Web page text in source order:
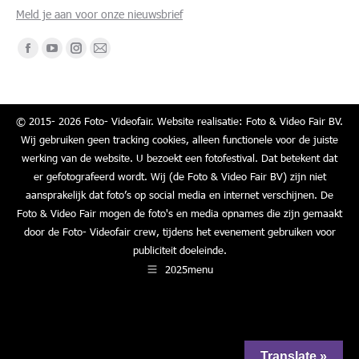
Meld je aan voor onze nieuwsbrief
Vind ons op:
Facebook
in
new
window
YouTube
in
new
window
Instagram
in
new
window
Mail
in
new
window
© 2015- 2026 Foto- Videofair. Website realisatie: Foto & Video Fair BV.
Wij gebruiken geen tracking cookies, alleen functionele voor de juiste
werking van de website. U bezoekt een fotofestival. Dat betekent dat
er gefotografeerd wordt. Wij (de Foto & Video Fair BV) zijn niet
aansprakelijk dat foto’s op social media en internet verschijnen. De
Foto & Video Fair mogen de foto's en media opnames die zijn gemaakt
door de Foto- Videofair crew, tijdens het evenement gebruiken voor
publiciteit doeleinde.
2025menu
Translate »